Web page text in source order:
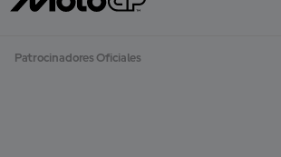
Patrocinadores Oficiales